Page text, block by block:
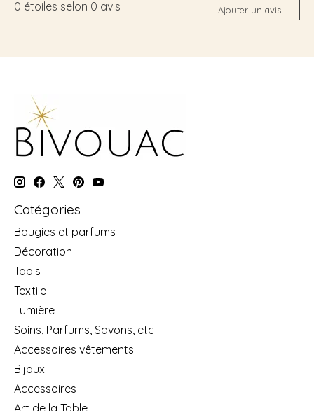
0 étoiles selon 0 avis Ajouter un avis
Catégories
Bougies et parfums
Décoration
Tapis
Textile
Lumière
Soins, Parfums, Savons, etc
Accessoires vêtements
Bijoux
Accessoires
Art de la Table